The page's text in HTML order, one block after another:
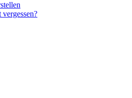
vergessen?